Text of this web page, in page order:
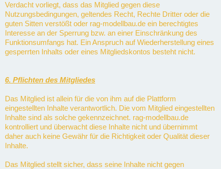
Verdacht vorliegt, dass das Mitglied gegen diese
Nutzungsbedingungen, geltendes Recht, Rechte Dritter oder die
guten Sitten verstößt oder rag-modellbau.de ein berechtigtes
Interesse an der Sperrung bzw. an einer Einschränkung des
Funktionsumfangs hat. Ein Anspruch auf Wiederherstellung eines
gesperrten Inhalts oder eines Mitgliedskontos besteht nicht.
6. Pflichten des Mitgliedes
Das Mitglied ist allein für die von ihm auf die Plattform
eingestellten Inhalte verantwortlich. Die vom Mitglied eingestellten
Inhalte sind als solche gekennzeichnet. rag-modellbau.de
kontrolliert und überwacht diese Inhalte nicht und übernimmt
daher auch keine Gewähr für die Richtigkeit oder Qualität dieser
Inhalte.
Das Mitglied stellt sicher, dass seine Inhalte nicht gegen